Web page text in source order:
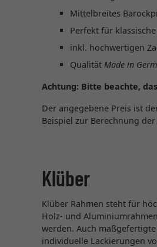
Mittelbreites
Perfekt für
inkl. hochwertigen
Qualität Made in
Achtung: Bitte beachte,
Der angegebene Preis ist
Beispiel zur Berechnung
Klüber
Klüber Rahmen steht für
Holz- und
werden. Auch
individuelle Lackierungen